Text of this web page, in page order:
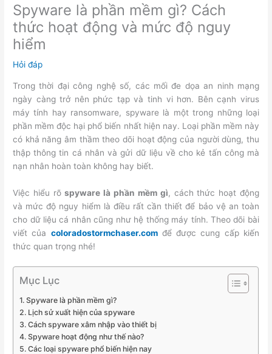
Spyware là phần mềm gì? Cách
thức hoạt động và mức độ nguy
hiểm
Hỏi đáp
Trong thời đại công nghệ số, các mối đe dọa an ninh mạng
ngày càng trở nên phức tạp và tinh vi hơn. Bên cạnh virus
máy tính hay ransomware, spyware là một trong những loại
phần mềm độc hại phổ biến nhất hiện nay. Loại phần mềm này
có khả năng âm thầm theo dõi hoạt động của người dùng, thu
thập thông tin cá nhân và gửi dữ liệu về cho kẻ tấn công mà
nạn nhân hoàn toàn không hay biết.
Việc hiểu rõspyware là phần mềm gì, cách thức hoạt động
và mức độ nguy hiểm là điều rất cần thiết để bảo vệ an toàn
cho dữ liệu cá nhân cũng như hệ thống máy tính. Theo dõi bài
viết của coloradostormchaser.comđể được cung cấp kiến
thức quan trọng nhé!
Mục Lục
Spyware là phần mềm gì?
Lịch sử xuất hiện của spyware
Cách spyware xâm nhập vào thiết bị
Spyware hoạt động như thế nào?
Các loại spyware phổ biến hiện nay